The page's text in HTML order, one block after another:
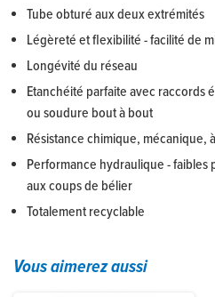
Tube obturé aux deux extrémités
Légèreté et flexibilité - facilité de
Longévité du réseau
Etanchéité parfaite avec raccords
ou soudure bout à bout
Résistance chimique, mécanique,
Performance hydraulique - faibles
aux coups de bélier
Totalement recyclable
Vous aimerez aussi